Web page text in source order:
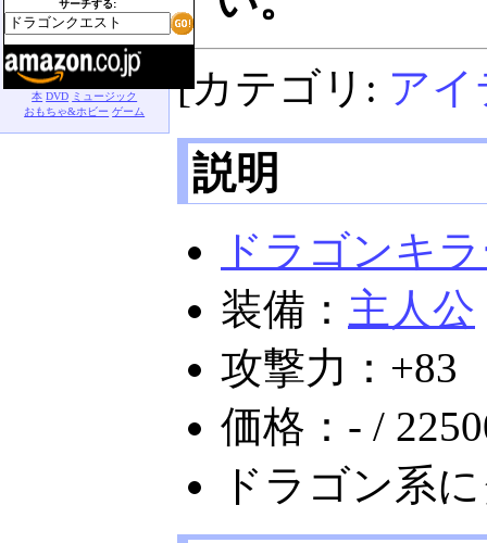
[カテゴリ: ア
説明
ドラゴンキ
装備： 主人公
攻撃力：+83
価格：- /
ドラゴン系
サーチする:
本 DVD ミュージック
おもちゃ&ホビー ゲーム